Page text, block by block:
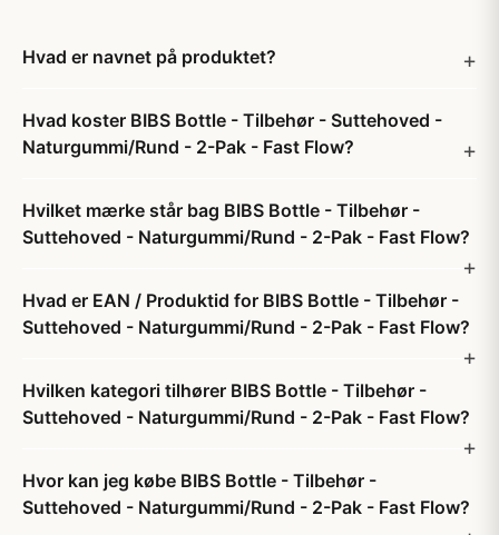
Hvad er navnet på produktet?
Hvad koster BIBS Bottle - Tilbehør - Suttehoved -
Naturgummi/Rund - 2-Pak - Fast Flow?
Hvilket mærke står bag BIBS Bottle - Tilbehør -
Suttehoved - Naturgummi/Rund - 2-Pak - Fast Flow?
Hvad er EAN / Produktid for BIBS Bottle - Tilbehør -
Suttehoved - Naturgummi/Rund - 2-Pak - Fast Flow?
Hvilken kategori tilhører BIBS Bottle - Tilbehør -
Suttehoved - Naturgummi/Rund - 2-Pak - Fast Flow?
Hvor kan jeg købe BIBS Bottle - Tilbehør -
Suttehoved - Naturgummi/Rund - 2-Pak - Fast Flow?